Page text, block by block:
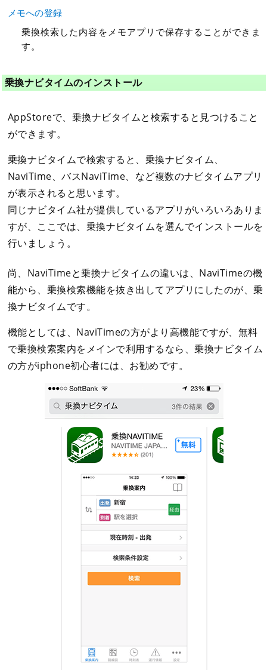
メモへの登録
乗換検索した内容をメモアプリで保存することができま
す。
乗換ナビタイムのインストール
AppStoreで、乗換ナビタイムと検索すると見つけること
ができます。
乗換ナビタイムで検索すると、乗換ナビタイム、
NaviTime、バスNaviTime、など複数のナビタイムアプリ
が表示されると思います。
同じナビタイム社が提供しているアプリがいろいろありま
すが、ここでは、乗換ナビタイムを選んでインストールを
行いましょう。
尚、NaviTimeと乗換ナビタイムの違いは、NaviTimeの機
能から、乗換検索機能を抜き出してアプリにしたのが、乗
換ナビタイムです。
機能としては、NaviTimeの方がより高機能ですが、無料
で乗換検索案内をメインで利用するなら、乗換ナビタイム
の方がiphone初心者には、お勧めです。